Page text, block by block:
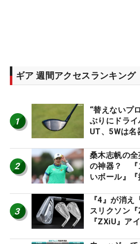
ギア 週間アクセスランキング
1
“替えないプ
ぶりにドライ
UT、5Wは
2
桑木志帆の
の神器？ 『
いボール』
ー』 #女子
3
『4』が消え
スリクソン
『ZXiU』ア